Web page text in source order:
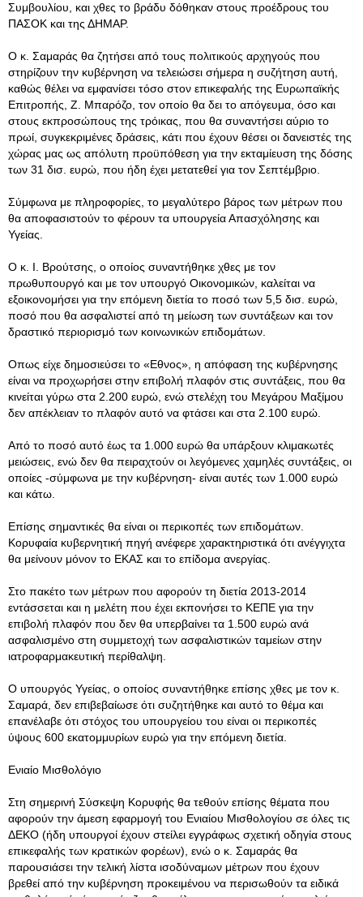
Συμβουλίου, και χθες το βράδυ δόθηκαν στους προέδρους του
ΠΑΣΟΚ και της ΔΗΜΑΡ.
Ο κ. Σαμαράς θα ζητήσει από τους πολιτικούς αρχηγούς που
στηρίζουν την κυβέρνηση να τελειώσει σήμερα η συζήτηση αυτή,
καθώς θέλει να εμφανίσει τόσο στον επικεφαλής της Ευρωπαϊκής
Επιτροπής, Ζ . Μπαρόζο, τον οποίο θα δει το απόγευμα, όσο και
στους εκπροσώπους της τρόικας, που θα συναντήσει αύριο το
πρωί, συγκεκριμένες δράσεις, κάτι που έχουν θέσει οι δανειστές της
χώρας μας ως απόλυτη προϋπόθεση για την εκταμίευση της δόσης
των 31 δισ. ευρώ, που ήδη έχει μετατεθεί για τον Σεπτέμβριο.
Σύμφωνα με πληροφορίες, το μεγαλύτερο βάρος των μέτρων που
θα αποφασιστούν το φέρουν τα υπουργεία Απασχόλησης και
Υγείας.
Ο κ. Ι. Βρούτσης, ο οποίος συναντήθηκε χθες με τον
πρωθυπουργό και με τον υπουργό Οικονομικών, καλείται να
εξοικονομήσει για την επόμενη διετία το ποσό των 5,5 δισ. ευρώ,
ποσό που θα ασφαλιστεί από τη μείωση των συντάξεων και τον
δραστικό περιορισμό των κοινωνικών επιδομάτων.
Οπως είχε δημοσιεύσει το «Εθνος», η απόφαση της κυβέρνησης
είναι να προχωρήσει στην επιβολή πλαφόν στις συντάξεις, που θα
κινείται γύρω στα 2.200 ευρώ, ενώ στελέχη του Μεγάρου Μαξίμου
δεν απέκλειαν το πλαφόν αυτό να φτάσει και στα 2.100 ευρώ.
Από το ποσό αυτό έως τα 1.000 ευρώ θα υπάρξουν κλιμακωτές
μειώσεις, ενώ δεν θα πειραχτούν οι λεγόμενες χαμηλές συντάξεις, οι
οποίες -σύμφωνα με την κυβέρνηση- είναι αυτές των 1.000 ευρώ
και κάτω.
Επίσης σημαντικές θα είναι οι περικοπές των επιδομάτων.
Κορυφαία κυβερνητική πηγή ανέφερε χαρακτηριστικά ότι ανέγγιχτα
θα μείνουν μόνον το ΕΚΑΣ και το επίδομα ανεργίας.
Στο πακέτο των μέτρων που αφορούν τη διετία 2013-2014
εντάσσεται και η μελέτη που έχει εκπονήσει το ΚΕΠΕ για την
επιβολή πλαφόν που δεν θα υπερβαίνει τα 1.500 ευρώ ανά
ασφαλισμένο στη συμμετοχή των ασφαλιστικών ταμείων στην
ιατροφαρμακευτική περίθαλψη.
Ο υπουργός Υγείας, ο οποίος συναντήθηκε επίσης χθες με τον κ.
Σαμαρά, δεν επιβεβαίωσε ότι συζητήθηκε και αυτό το θέμα και
επανέλαβε ότι στόχος του υπουργείου του είναι οι περικοπές
ύψους 600 εκατομμυρίων ευρώ για την επόμενη διετία.
Ενιαίο Μισθολόγιο
Στη σημερινή Σύσκεψη Κορυφής θα τεθούν επίσης θέματα που
αφορούν την άμεση εφαρμογή του Ενιαίου Μισθολογίου σε όλες τις
ΔΕΚΟ (ήδη υπουργοί έχουν στείλει εγγράφως σχετική οδηγία στους
επικεφαλής των κρατικών φορέων), ενώ ο κ. Σαμαράς θα
παρουσιάσει την τελική λίστα ισοδύναμων μέτρων που έχουν
βρεθεί από την κυβέρνηση προκειμένου να περισωθούν τα ειδικά